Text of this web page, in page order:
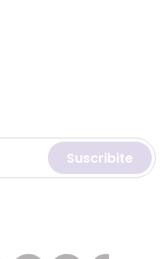
Suscribite